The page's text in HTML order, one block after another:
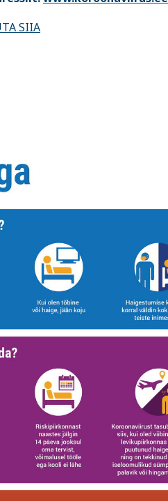
SIIA